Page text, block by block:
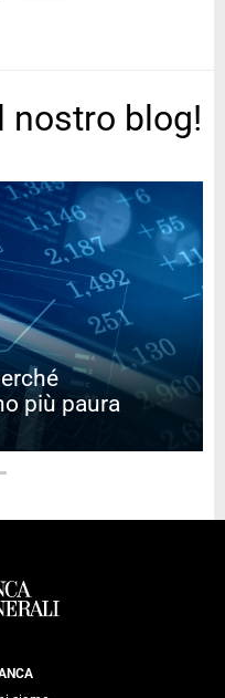
nostro blog!
più paura